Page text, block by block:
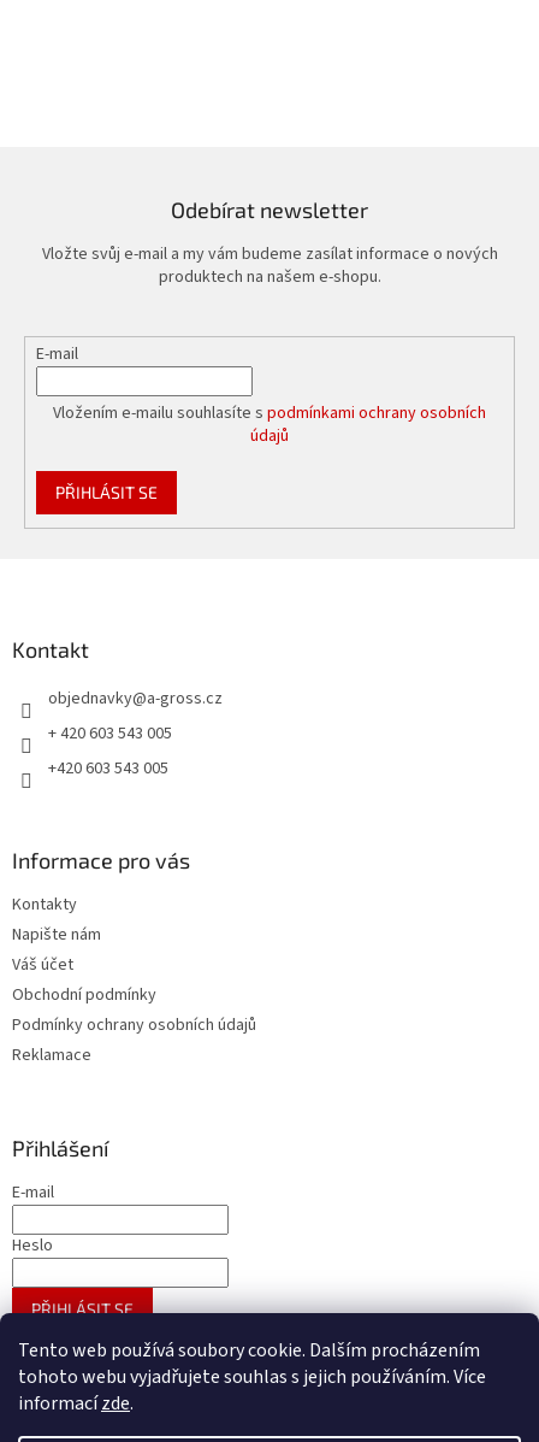
Tento web používá soubory cookie. Dalším procházením
tohoto webu vyjadřujete souhlas s jejich používáním. Více
informacízde.
Odebírat newsletter
Vložte svůj e-mail a my vám budeme zasílat informace o nových
produktech na našem e-shopu.
E-mail
Vložením e-mailu souhlasíte s podmínkami ochrany osobních
údajů
PŘIHLÁSIT SE
Kontakt
objednavky@a-gross.cz
+ 420 603 543 005
+420 603 543 005
Informace pro vás
Kontakty
Napište nám
Váš účet
Obchodní podmínky
Podmínky ochrany osobních údajů
Reklamace
Přihlášení
E-mail
Heslo
PŘIHLÁSIT SE
Nová registraceZapomenuté heslo